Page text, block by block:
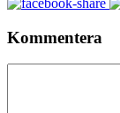
Kommentera